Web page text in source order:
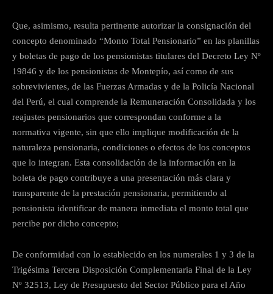
Que, asimismo, resulta pertinente autorizar la consignación del
concepto denominado “Monto Total Pensionario” en las planillas
y boletas de pago de los pensionistas titulares del Decreto Ley Nº
19846 y de los pensionistas de Montepío, así como de sus
sobrevivientes, de las Fuerzas Armadas y de la Policía Nacional
del Perú, el cual comprende la Remuneración Consolidada y los
reajustes pensionarios que correspondan conforme a la
normativa vigente, sin que ello implique modificación de la
naturaleza pensionaria, condiciones o efectos de los conceptos
que lo integran. Esta consolidación de la información en la
boleta de pago contribuye a una presentación más clara y
transparente de la prestación pensionaria, permitiendo al
pensionista identificar de manera inmediata el monto total que
percibe por dicho concepto;
De conformidad con lo establecido en los numerales 1 y 3 de la
Trigésima Tercera Disposición Complementaria Final de la Ley
Nº 32513, Ley de Presupuesto del Sector Público para el Año